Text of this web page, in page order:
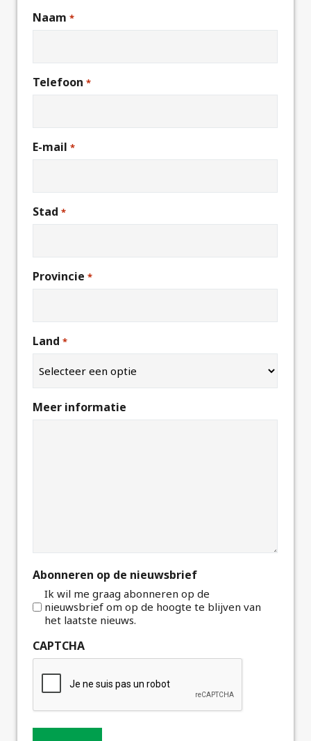
Naam *
Telefoon *
E-mail *
Stad *
Provincie *
Land *
Meer informatie
Abonneren op de nieuwsbrief
Ik wil me graag abonneren op de
nieuwsbrief om op de hoogte te blijven van
het laatste nieuws.
CAPTCHA